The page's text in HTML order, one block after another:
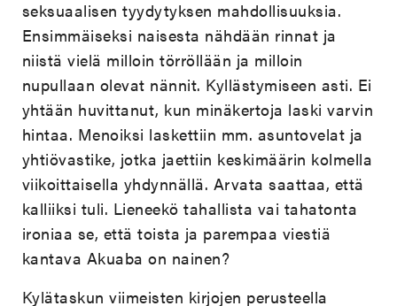
seksuaalisen tyydytyksen mahdollisuuksia.
Ensimmäiseksi naisesta nähdään rinnat ja
niistä vielä milloin törröllään ja milloin
nupullaan olevat nännit. Kyllästymiseen asti. Ei
yhtään huvittanut, kun minäkertoja laski varvin
hintaa. Menoiksi laskettiin mm. asuntovelat ja
yhtiövastike, jotka jaettiin keskimäärin kolmella
viikoittaisella yhdynnällä. Arvata saattaa, että
kalliiksi tuli. Lieneekö tahallista vai tahatonta
ironiaa se, että toista ja parempaa viestiä
kantava Akuaba on nainen?
Kylätaskun viimeisten kirjojen perusteella